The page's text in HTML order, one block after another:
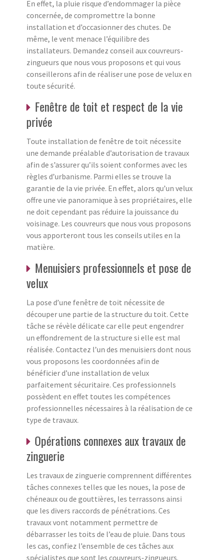
En effet, la pluie risque d’endommager la pièce
concernée, de compromettre la bonne
installation et d’occasionner des chutes. De
même, le vent menace l’équilibre des
installateurs. Demandez conseil aux couvreurs-
zingueurs que nous vous proposons et qui vous
conseillerons afin de réaliser une pose de velux en
toute sécurité.
Fenêtre de toit et respect de la vie
privée
Toute installation de fenêtre de toit nécessite
une demande préalable d’autorisation de travaux
afin de s’assurer qu’ils soient conformes avec les
règles d’urbanisme. Parmi elles se trouve la
garantie de la vie privée. En effet, alors qu’un velux
offre une vie panoramique à ses propriétaires, elle
ne doit cependant pas réduire la jouissance du
voisinage. Les couvreurs que nous vous proposons
vous apporteront tous les conseils utiles en la
matière.
Menuisiers professionnels et pose de
velux
La pose d’une fenêtre de toit nécessite de
découper une partie de la structure du toit. Cette
tâche se révèle délicate car elle peut engendrer
un effondrement de la structure si elle est mal
réalisée. Contactez l’un des menuisiers dont nous
vous proposons les coordonnées afin de
bénéficier d’une installation de velux
parfaitement sécuritaire. Ces professionnels
possèdent en effet toutes les compétences
professionnelles nécessaires à la réalisation de ce
type de travaux.
Opérations connexes aux travaux de
zinguerie
Les travaux de zinguerie comprennent différentes
tâches connexes telles que les noues, la pose de
chéneaux ou de gouttières, les terrassons ainsi
que les divers raccords de pénétrations. Ces
travaux vont notamment permettre de
débarrasser les toits de l’eau de pluie. Dans tous
les cas, confiez l’ensemble de ces tâches aux
spécialistes que sont les couvreurs-zingueurs.